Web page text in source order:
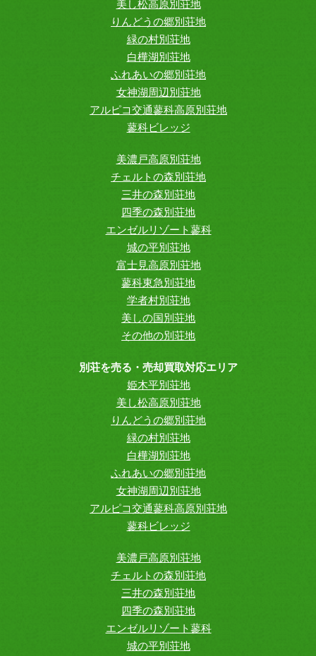
美し松高原別荘地
りんどうの郷別荘地
緑の村別荘地
白樺湖別荘地
ふれあいの郷別荘地
女神湖周辺別荘地
アルピコ交通蓼科高原別荘地
蓼科ビレッジ
美濃戸高原別荘地
チェルトの森別荘地
三井の森別荘地
四季の森別荘地
エンゼルリゾート蓼科
城の平別荘地
富士見高原別荘地
蓼科東急別荘地
学者村別荘地
美しの国別荘地
その他の別荘地
別荘を売る・売却買取対応エリア
姫木平別荘地
美し松高原別荘地
りんどうの郷別荘地
緑の村別荘地
白樺湖別荘地
ふれあいの郷別荘地
女神湖周辺別荘地
アルピコ交通蓼科高原別荘地
蓼科ビレッジ
美濃戸高原別荘地
チェルトの森別荘地
三井の森別荘地
四季の森別荘地
エンゼルリゾート蓼科
城の平別荘地